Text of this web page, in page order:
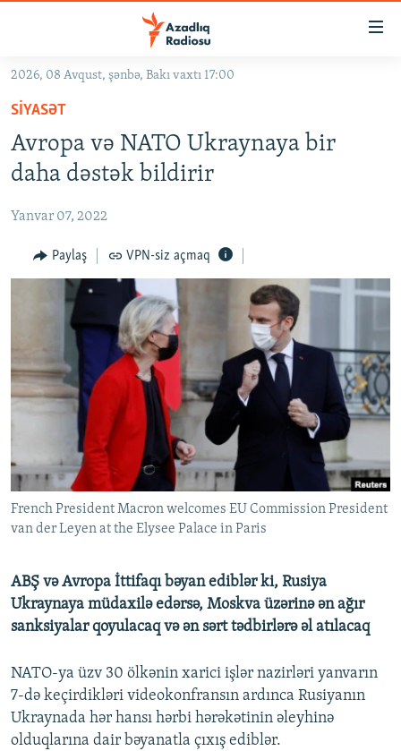
Əsas
qayıt
Əsas
naviqasiyaya
qayıt
GÜNDƏM
KORRUPSIOMETR
FƏRQƏ BAX
QANUNI DOĞRU
ARAŞDIRMA
MULTIMEDIA
VIDEO
FOTOQALEREYA
İNFOQRAFIKA
KARIKATURA
RADIO ARXIV
OXU ZALI
AZƏRBAYCAN ƏDƏBIYYATI KITABXANASI
İSLAM VƏ DEMOKRATIYA
İZ - MƏDƏNIYYƏT PROQRAMI
HAQQIMIZDA
MISSIYAMIZ
PEŞƏ ETIKASI VƏ JURNALISTIKA STANDARTLARIMIZ
MATERIALLARIMIZDAN ISTIFADƏ
AZADLIQRADIOSU MOBIL TELEFONUNUZDA
XƏBƏR BÜLLETENLƏRIMIZ
RFE/RL-in bütün saytları
2026, 08 Avqust, şənbə, Bakı vaxtı 17:00
SIYASƏT
Avropa və NATO Ukraynaya bir
daha dəstək bildirir
Yanvar 07, 2022
Paylaş VPN-siz açmaq
French President Macron welcomes EU Commission President
van der Leyen at the Elysee Palace in Paris
ABŞ və Avropa İttifaqı bəyan ediblər ki, Rusiya
Ukraynaya müdaxilə edərsə, Moskva üzərinə ən ağır
sanksiyalar qoyulacaq və ən sərt tədbirlərə əl atılacaq
NATO-ya üzv 30 ölkənin xarici işlər nazirləri yanvarın
7-də keçirdikləri videokonfransın ardınca Rusiyanın
Ukraynada hər hansı hərbi hərəkətinin əleyhinə
olduqlarına dair bəyanatla çıxış ediblər.